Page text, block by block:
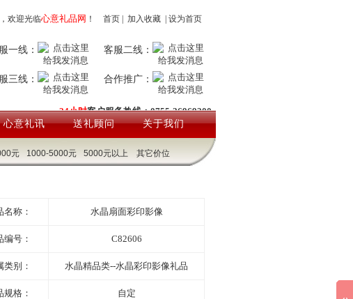
欢迎光临心意礼品网 ！ 首页 加入收藏 设为首页
一线： 客服二线：
三线： 合作推广：
24小时客户服务热线：0755-26969200
心意礼讯 送礼顾问 关于我们
元 1000-5000元 5000元以上 其它价位
名称： 水晶扇面彩印影像
编号： C82606
类别： 水晶精品类--水晶彩印影像礼品
规格： 自定